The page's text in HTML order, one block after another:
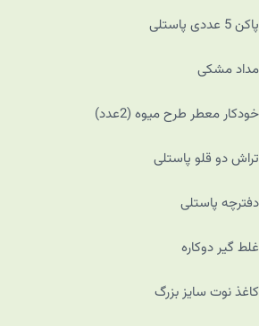
پاکن 5 عددی پاستلی
مداد مشکی
خودکار معطر طرح میوه (2عدد)
تراش دو قلو پاستلی
دفترچه پاستلی
غلط گیر دوکاره
کاغذ نوت سایز بزرگ